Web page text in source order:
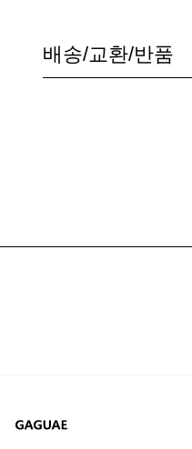
배송/교환/반품